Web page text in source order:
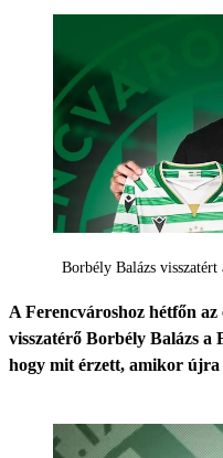
Borbély Balázs
A Ferencvároshoz hétfőn az
visszatérő Borbély Balázs
hogy mit érzett, amikor újra